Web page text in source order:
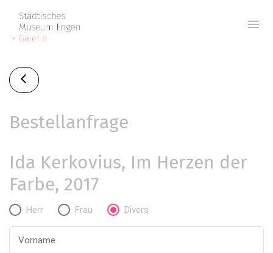
menu
Bestellanfrage
Ida Kerkovius, Im Herzen der
Farbe, 2017
Herr Frau Divers
Vorname